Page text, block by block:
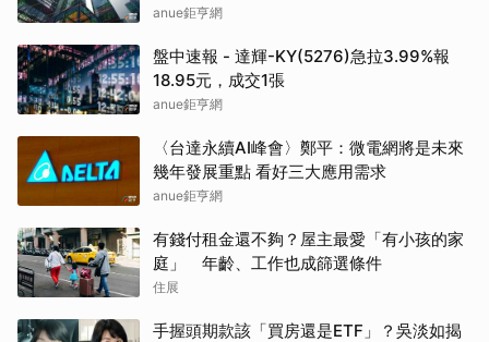
anue鉅亨網
盤中速報 - 達輝-KY(5276)急拉3.99%報
18.95元，成交1張
anue鉅亨網
〈台達永續AI峰會〉鄭平：微電網將是未來
幾年發展重點 看好三大應用需求
anue鉅亨網
有錢付租金還不夠？屋主最愛「有小孩的家
庭」 年齡、工作也成篩選條件
住展
手握頭期款該「買房還是ETF」？吳淡如揭